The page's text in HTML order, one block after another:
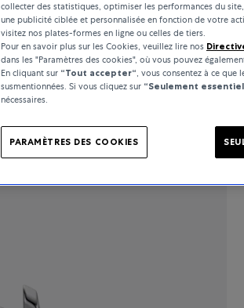
collecter des statistiques, optimiser les performances du
une publicité ciblée et personnalisée en fonction de votre
visitez nos plates-formes en ligne ou celles de tiers.
Pour en savoir plus sur les Cookies, veuillez lire nos
dans les "Paramètres des cookies", où vous pouvez
En cliquant sur “Tout accepter“, vous consentez à ce que
susmentionnées. Si vous cliquez sur “Seulement
nécessaires.
PARAMÈTRES DES COOKIES